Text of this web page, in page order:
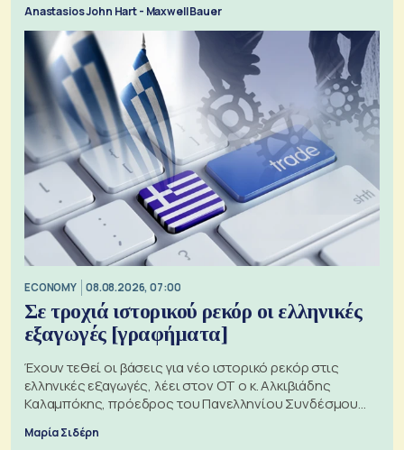
Anastasios John Hart - Maxwell Bauer
ECONOMY 08.08.2026, 07:00
Σε τροχιά ιστορικού ρεκόρ οι ελληνικές
εξαγωγές [γραφήματα]
Έχουν τεθεί οι βάσεις για νέο ιστορικό ρεκόρ στις
ελληνικές εξαγωγές, λέει στον ΟΤ ο κ. Αλκιβιάδης
Καλαμπόκης, πρόεδρος του Πανελληνίου Συνδέσμου
Μαρία Σιδέρη